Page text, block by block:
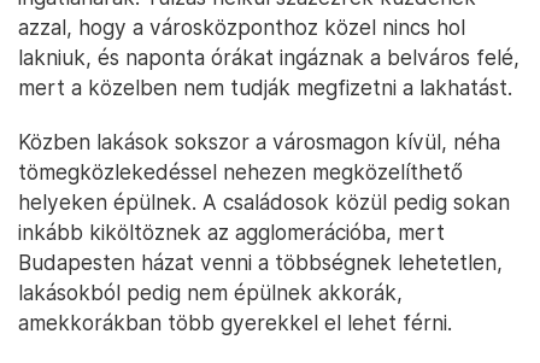
azzal, hogy a városközponthoz közel nincs hol
lakniuk, és naponta órákat ingáznak a belváros felé,
mert a közelben nem tudják megfizetni a lakhatást.
Közben lakások sokszor a városmagon kívül, néha
tömegközlekedéssel nehezen megközelíthető
helyeken épülnek. A családosok közül pedig sokan
inkább kiköltöznek az agglomerációba, mert
Budapesten házat venni a többségnek lehetetlen,
lakásokból pedig nem épülnek akkorák,
amekkorákban több gyerekkel el lehet férni.